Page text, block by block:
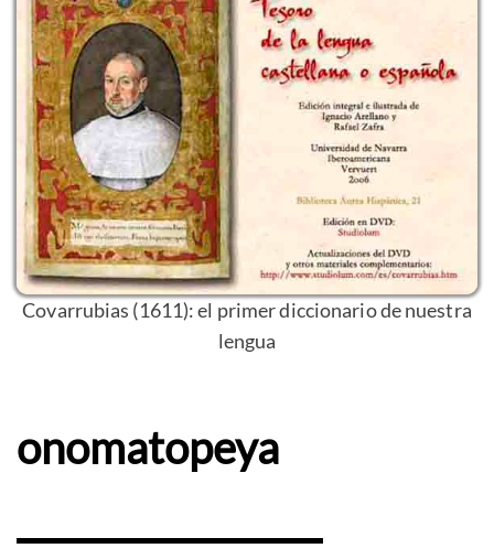
Covarrubias (1611): el primer diccionario de nuestra
lengua
onomatopeya